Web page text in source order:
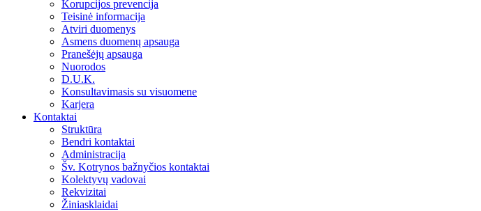
Korupcijos prevencija
Teisinė informacija
Atviri duomenys
Asmens duomenų apsauga
Pranešėjų apsauga
Nuorodos
D.U.K.
Konsultavimasis su visuomene
Karjera
Kontaktai
Struktūra
Bendri kontaktai
Administracija
Šv. Kotrynos bažnyčios kontaktai
Kolektyvų vadovai
Rekvizitai
Žiniasklaidai